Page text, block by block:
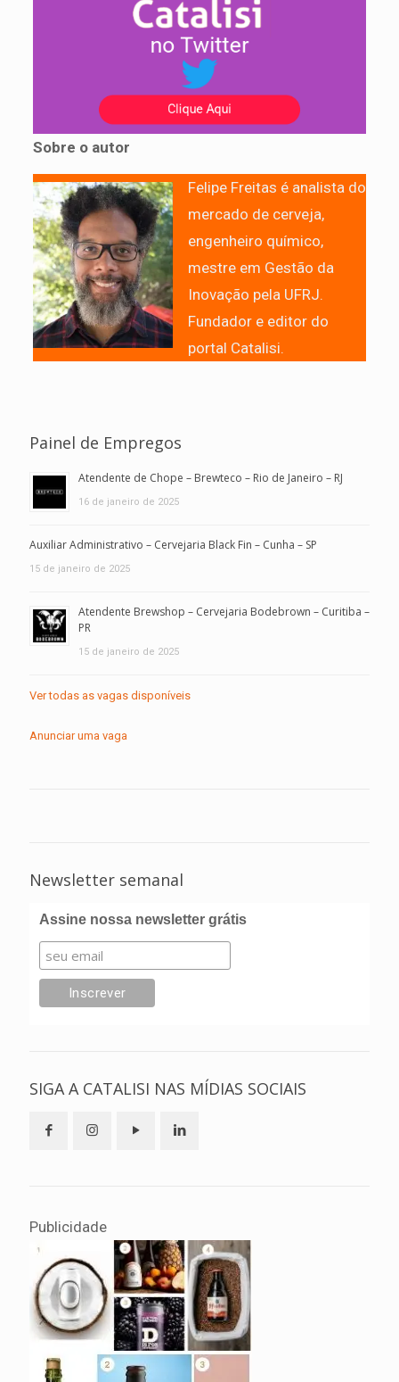
Sobre o autor
Felipe Freitas é analista do
mercado de cerveja,
engenheiro químico,
mestre em Gestão da
Inovação pela UFRJ.
Fundador e editor do
portal Catalisi.
Painel de Empregos
Atendente de Chope – Brewteco – Rio de Janeiro – RJ
16 de janeiro de 2025
Auxiliar Administrativo – Cervejaria Black Fin – Cunha – SP
15 de janeiro de 2025
Atendente Brewshop – Cervejaria Bodebrown – Curitiba –
PR
15 de janeiro de 2025
Ver todas as vagas disponíveis
Anunciar uma vaga
Newsletter semanal
Assine nossa newsletter grátis
SIGA A CATALISI NAS MÍDIAS SOCIAIS
Publicidade